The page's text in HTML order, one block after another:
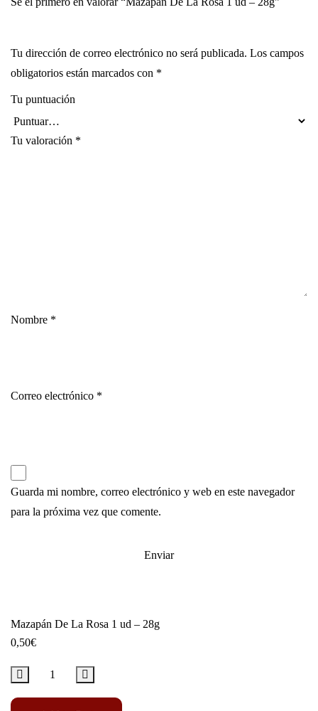
Tu dirección de correo electrónico no será publicada. Los campos
obligatorios están marcados con *
Tu puntuación
Tu valoración *
Nombre *
Correo electrónico *
Guarda mi nombre, correo electrónico y web en este navegador
para la próxima vez que comente.
Mazapán De La Rosa 1 ud – 28g
0,50€